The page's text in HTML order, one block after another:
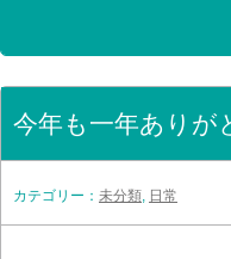
今年も一年あり
カテゴリー： 未分類, 日常